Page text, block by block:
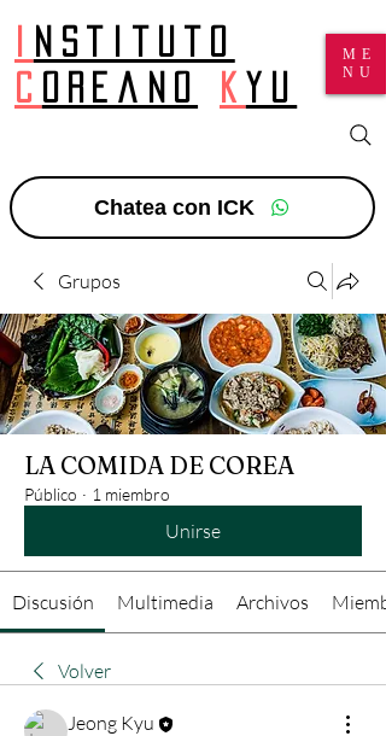
nstituto
c
oreano k yu
Chatea con ICK
ME
NU
Grupos
LA COMIDA DE COREA
Público · 1 miembro
Unirse
Discusión Multimedia Archivos
Volver
Jeong Kyu